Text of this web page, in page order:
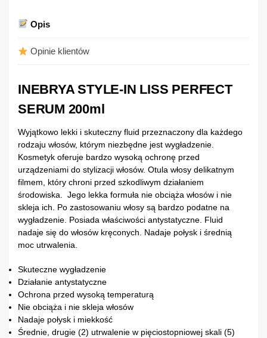
Opis
Opinie klientów
INEBRYA STYLE-IN LISS PERFECT
SERUM 200ml
Wyjątkowo lekki i skuteczny fluid przeznaczony dla każdego
rodzaju włosów, którym niezbędne jest wygładzenie.
Kosmetyk oferuje bardzo wysoką ochronę przed
urządzeniami do stylizacji włosów. Otula włosy delikatnym
filmem, który chroni przed szkodliwym działaniem
środowiska. Jego lekka formuła nie obciąża włosów i nie
skleja ich. Po zastosowaniu włosy są bardzo podatne na
wygładzenie. Posiada właściwości antystatyczne. Fluid
nadaje się do włosów kręconych. Nadaje połysk i średnią
moc utrwalenia.
Skuteczne wygładzenie
Działanie antystatyczne
Ochrona przed wysoką temperaturą
Nie obciąża i nie skleja włosów
Nadaje połysk i miekkość
Średnie, drugie (2) utrwalenie w pięciostopniowej skali (5)